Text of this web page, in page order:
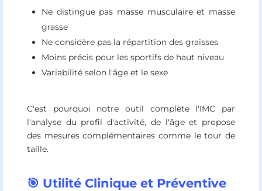
Ne distingue pas masse musculaire et masse
grasse
Ne considère pas la répartition des graisses
Moins précis pour les sportifs de haut niveau
Variabilité selon l'âge et le sexe
C'est pourquoi notre outil complète l'IMC par
l'analyse du profil d'activité, de l'âge et propose
des mesures complémentaires comme le tour de
taille.
🎯 Utilité Clinique et Préventive